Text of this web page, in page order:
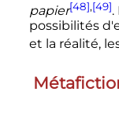
papier[48],[49].
possibilités
et la réalité,